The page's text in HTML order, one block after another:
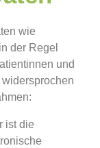
wie
der Regel
und
ist die